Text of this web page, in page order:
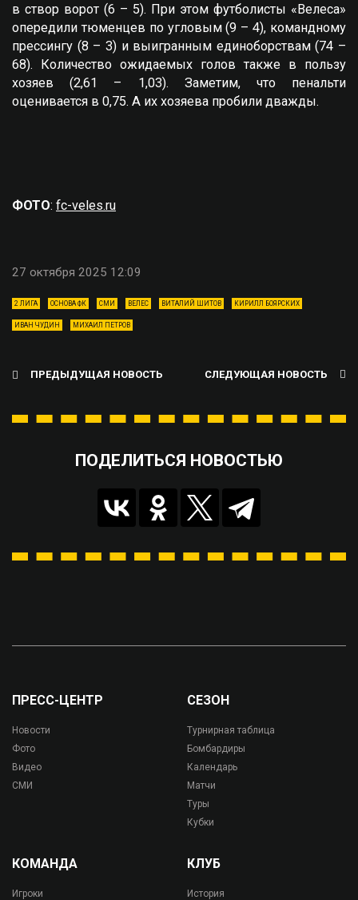
в створ ворот (6 – 5). При этом футболисты «Велеса»
опередили тюменцев по угловым (9 – 4), командному
прессингу (8 – 3) и выигранным единоборствам (74 –
68). Количество ожидаемых голов также в пользу
хозяев (2,61 – 1,03). Заметим, что пенальти
оценивается в 0,75. А их хозяева пробили дважды.
ФОТО: fc-veles.ru
27 октября 2025 12:09
2 ЛИГА ОСНОВА ФК СМИ ВЕЛЕС ВИТАЛИЙ ШИТОВ КИРИЛЛ БОЯРСКИХ
ИВАН ЧУДИН МИХАИЛ ПЕТРОВ
ПРЕДЫДУЩАЯ НОВОСТЬ СЛЕДУЮЩАЯ НОВОСТЬ
ПОДЕЛИТЬСЯ НОВОСТЬЮ
ПРЕСС-ЦЕНТР
Новости
Фото
Видео
СМИ
СЕЗОН
Турнирная таблица
Бомбардиры
Календарь
Матчи
Туры
Кубки
КОМАНДА
Игроки
КЛУБ
История